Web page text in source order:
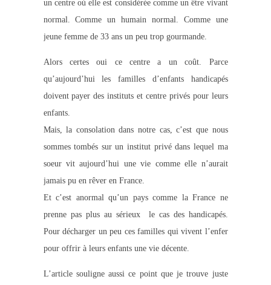
un centre où elle est considérée comme un être vivant
normal. Comme un humain normal. Comme une
jeune femme de 33 ans un peu trop gourmande.
Alors certes oui ce centre a un coût. Parce
qu’aujourd’hui les familles d’enfants handicapés
doivent payer des instituts et centre privés pour leurs
enfants.
Mais, la consolation dans notre cas, c’est que nous
sommes tombés sur un institut privé dans lequel ma
soeur vit aujourd’hui une vie comme elle n’aurait
jamais pu en rêver en France.
Et c’est anormal qu’un pays comme la France ne
prenne pas plus au sérieux le cas des handicapés.
Pour décharger un peu ces familles qui vivent l’enfer
pour offrir à leurs enfants une vie décente.
L’article souligne aussi ce point que je trouve juste